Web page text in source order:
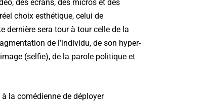
des écrans, des micros et des
choix esthétique, celui de
dernière sera tour à tour celle de la
de l’individu, de son hyper-
(selfie), de la parole politique et
la comédienne de déployer